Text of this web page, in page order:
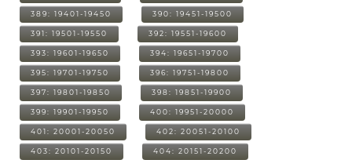
389: 19401-19450 390: 19451-19500
391: 19501-19550 392: 19551-19600
393: 19601-19650 394: 19651-19700
395: 19701-19750 396: 19751-19800
397: 19801-19850 398: 19851-19900
399: 19901-19950 400: 19951-20000
401: 20001-20050 402: 20051-20100
403: 20101-20150 404: 20151-20200